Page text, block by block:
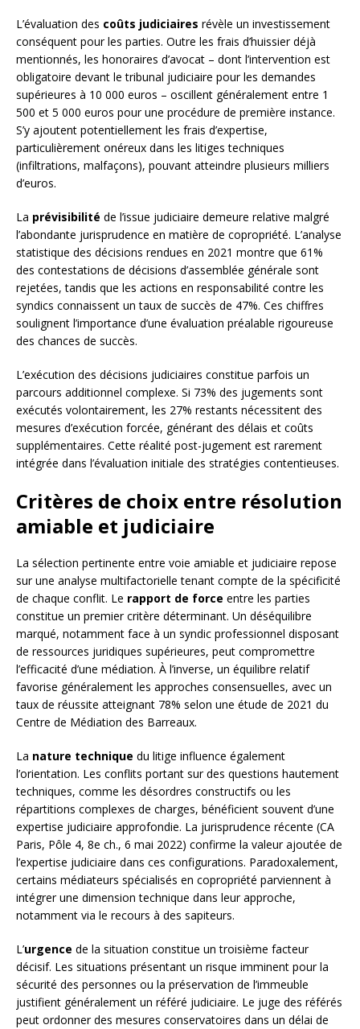
L’évaluation des coûts judiciaires révèle un investissement
conséquent pour les parties. Outre les frais d’huissier déjà
mentionnés, les honoraires d’avocat – dont l’intervention est
obligatoire devant le tribunal judiciaire pour les demandes
supérieures à 10 000 euros – oscillent généralement entre 1
500 et 5 000 euros pour une procédure de première instance.
S’y ajoutent potentiellement les frais d’expertise,
particulièrement onéreux dans les litiges techniques
(infiltrations, malfaçons), pouvant atteindre plusieurs milliers
d’euros.
La prévisibilité de l’issue judiciaire demeure relative malgré
l’abondante jurisprudence en matière de copropriété. L’analyse
statistique des décisions rendues en 2021 montre que 61%
des contestations de décisions d’assemblée générale sont
rejetées, tandis que les actions en responsabilité contre les
syndics connaissent un taux de succès de 47%. Ces chiffres
soulignent l’importance d’une évaluation préalable rigoureuse
des chances de succès.
L’exécution des décisions judiciaires constitue parfois un
parcours additionnel complexe. Si 73% des jugements sont
exécutés volontairement, les 27% restants nécessitent des
mesures d’exécution forcée, générant des délais et coûts
supplémentaires. Cette réalité post-jugement est rarement
intégrée dans l’évaluation initiale des stratégies contentieuses.
Critères de choix entre résolution
amiable et judiciaire
La sélection pertinente entre voie amiable et judiciaire repose
sur une analyse multifactorielle tenant compte de la spécificité
de chaque conflit. Le rapport de force entre les parties
constitue un premier critère déterminant. Un déséquilibre
marqué, notamment face à un syndic professionnel disposant
de ressources juridiques supérieures, peut compromettre
l’efficacité d’une médiation. À l’inverse, un équilibre relatif
favorise généralement les approches consensuelles, avec un
taux de réussite atteignant 78% selon une étude de 2021 du
Centre de Médiation des Barreaux.
La nature technique du litige influence également
l’orientation. Les conflits portant sur des questions hautement
techniques, comme les désordres constructifs ou les
répartitions complexes de charges, bénéficient souvent d’une
expertise judiciaire approfondie. La jurisprudence récente (CA
Paris, Pôle 4, 8e ch., 6 mai 2022) confirme la valeur ajoutée de
l’expertise judiciaire dans ces configurations. Paradoxalement,
certains médiateurs spécialisés en copropriété parviennent à
intégrer une dimension technique dans leur approche,
notamment via le recours à des sapiteurs.
L’urgence de la situation constitue un troisième facteur
décisif. Les situations présentant un risque imminent pour la
sécurité des personnes ou la préservation de l’immeuble
justifient généralement un référé judiciaire. Le juge des référés
peut ordonner des mesures conservatoires dans un délai de